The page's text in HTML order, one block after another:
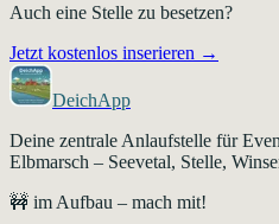
Auch eine Stelle zu besetzen?
Jetzt kostenlos inserieren →
DeichApp
Deine zentrale Anlaufstelle für
Elbmarsch – Seevetal, Stelle,
🚧 im Aufbau – mach mit!